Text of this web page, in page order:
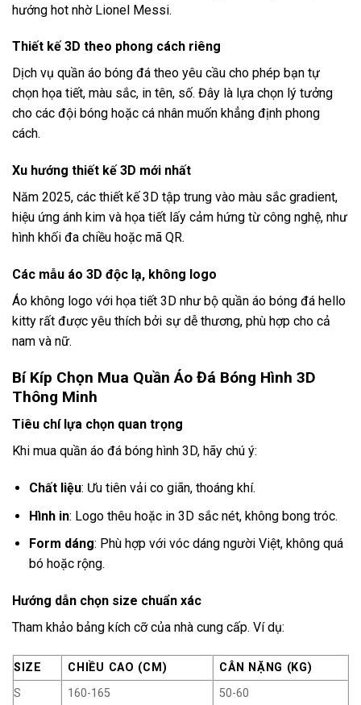
hướng hot nhờ Lionel Messi.
Thiết kế 3D theo phong cách riêng
Dịch vụ quần áo bóng đá theo yêu cầu cho phép bạn tự
chọn họa tiết, màu sắc, in tên, số. Đây là lựa chọn lý tưởng
cho các đội bóng hoặc cá nhân muốn khẳng định phong
cách.
Xu hướng thiết kế 3D mới nhất
Năm 2025, các thiết kế 3D tập trung vào màu sắc gradient,
hiệu ứng ánh kim và họa tiết lấy cảm hứng từ công nghệ, như
hình khối đa chiều hoặc mã QR.
Các mẫu áo 3D độc lạ, không logo
Áo không logo với họa tiết 3D như bộ quần áo bóng đá hello
kitty rất được yêu thích bởi sự dễ thương, phù hợp cho cả
nam và nữ.
Bí Kíp Chọn Mua Quần Áo Đá Bóng Hình 3D
Thông Minh
Tiêu chí lựa chọn quan trọng
Khi mua quần áo đá bóng hình 3D, hãy chú ý:
Chất liệu: Ưu tiên vải co giãn, thoáng khí.
Hình in: Logo thêu hoặc in 3D sắc nét, không bong tróc.
Form dáng: Phù hợp với vóc dáng người Việt, không quá
bó hoặc rộng.
Hướng dẫn chọn size chuẩn xác
Tham khảo bảng kích cỡ của nhà cung cấp. Ví dụ:
SIZE CHIỀU CAO (CM)
CÂN NẶNG (KG)
S
160-165 50-60